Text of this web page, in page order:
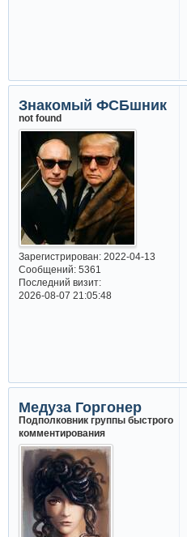
Знакомый ФСБшник
not found
Зарегистрирован: 2022-04-13
Сообщений:5361
Последний визит:
2026-08-07 21:05:48
Медуза Горгонер
Подполковник группы быстрого
комментирования